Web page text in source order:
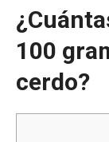
100
cerdo?